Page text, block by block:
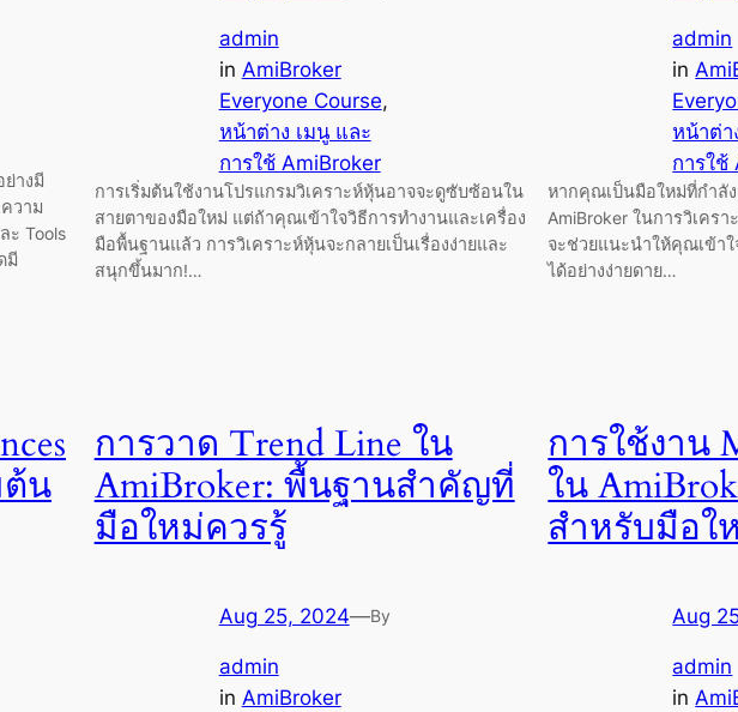
ย่างมี
วาม
ะ Tools
มี
admin
in AmiBroker
Everyone Course
หน้าต่าง เมนู และ
การใช้ AmiBroker
การเริ่มต้นใช้งานโปรแกรมวิเคราะห์หุ้นอาจจะดูซับซ้อนใน
สายตาของมือใหม่ แต่ถ้าคุณเข้าใจวิธีการทำงานและเครื่อง
มือพื้นฐานแล้ว การวิเคราะห์หุ้นจะกลายเป็นเรื่องง่ายและ
สนุกขึ้นมาก!…
admin
in
หน้าต่า
การใช้
หากคุณเป็นมือใหม่ที่กำลั
AmiBroker ในการวิเคร
จะช่วยแนะนำให้คุณเข้าใ
ได้อย่างง่ายดาย…
ต้น
การวาด Trend Line ใน
AmiBroker: พื้นฐานสำคัญที่
มือใหม่ควรรู้
Aug 25, 2024—By
admin
in AmiBroker
การใช้งาน
ใน
สำหรับมือใ
Aug
admin
in